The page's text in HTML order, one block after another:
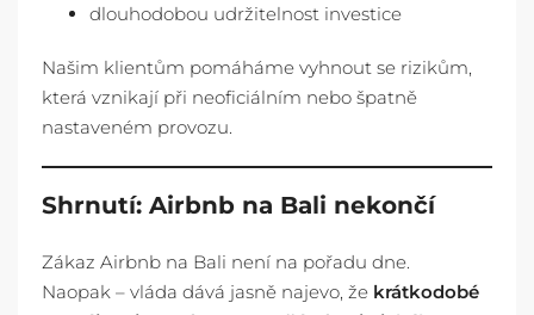
dlouhodobou udržitelnost investice
Našim klientům pomáháme vyhnout se rizikům,
která vznikají při neoficiálním nebo špatně
nastaveném provozu.
Shrnutí: Airbnb na Bali nekončí
Zákaz Airbnb na Bali není na pořadu dne.
Naopak – vláda dává jasně najevo, že krátkodobé